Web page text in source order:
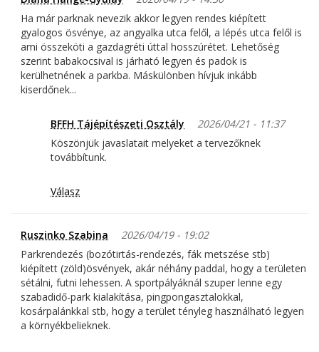
Ha már parknak nevezik akkor legyen rendes kiépített
gyalogos ösvénye, az angyalka utca felől, a lépés utca felől is
ami összeköti a gazdagréti úttal hosszúrétet. Lehetőség
szerint babakocsival is járható legyen és padok is
kerülhetnének a parkba. Máskülönben hívjuk inkább
kiserdőnek...
BFFH Tájépítészeti Osztály
2026/04/21 - 11:37
Köszönjük javaslatait melyeket a tervezőknek
továbbítunk.
Válasz
Ruszinko Szabina
2026/04/19 - 19:02
Parkrendezés (bozótirtás-rendezés, fák metszése stb)
kiépített (zöld)ösvények, akár néhány paddal, hogy a területen
sétálni, futni lehessen. A sportpályáknál szuper lenne egy
szabadidő-park kialakítása, pingpongasztalokkal,
kosárpalánkkal stb, hogy a terület tényleg használható legyen
a környékbelieknek.